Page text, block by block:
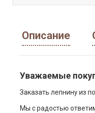
Описание
Уважаемые
Заказать лепнину из
Мы с радостью